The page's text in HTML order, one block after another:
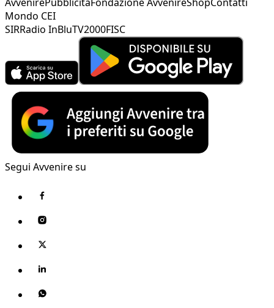
Mondo CEI
SIRRadio InBluTV2000FISC
Segui Avvenire su